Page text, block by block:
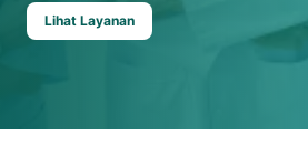
Lihat Layanan